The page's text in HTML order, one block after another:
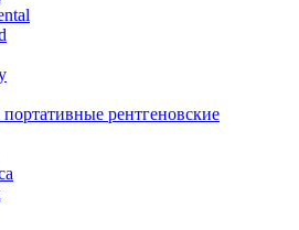
рентгеновские